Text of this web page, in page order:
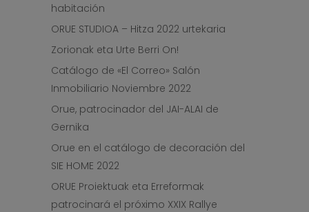
habitación
ORUE STUDIOA – Hitza 2022 urtekaria
Zorionak eta Urte Berri On!
Catálogo de «El Correo» Salón
Inmobiliario Noviembre 2022
Orue, patrocinador del JAI-ALAI de
Gernika
Orue en el catálogo de decoración del
SIE HOME 2022
ORUE Proiektuak eta Erreformak
patrocinará el próximo XXIX Rallye